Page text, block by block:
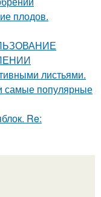
плодов.
листьями.
самые популярные
Re: